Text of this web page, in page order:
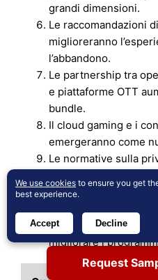
grandi dimensioni.
Le raccomandazioni
miglioreranno
l’abbandono.
Le partnership tra
e piattaforme OTT
bundle.
Il cloud gaming e i
emergeranno come
Le normative sulla
influenzeranno le
gestione dei contenuti.
La competizione si
piattaforme a
migliorare i
Request
We use cookies to ensure you get
best experience.
Accept Decline